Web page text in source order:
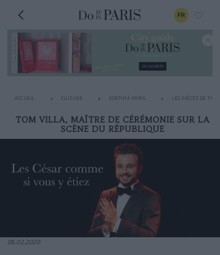
FR
ACCUEIL CULTURE SORTIR À PARIS LES PIÈCES DE
TOM VILLA, MAÎTRE DE CÉRÉMONIE SUR LA
SCÈNE DU RÉPUBLIQUE
06.02.2020